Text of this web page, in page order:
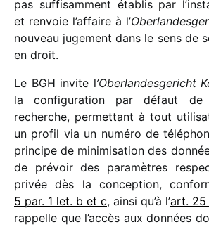
pas suffi­sam­ment établis par
et renvoie l’affaire à l’
nouveau juge­ment dans le sens de
en droit.
Le BGH invite l’Oberlandesgericht
la confi­gu­ra­tion par défaut
recherche, permet­tant à tout
un profil via un numéro de
prin­cipe de mini­mi­sa­tion des
de prévoir des para­mètres
privée dès la concep­tion,
5 par. 1 let. b et c, ainsi qu’à l’art. 25
rappelle que l’accès aux données